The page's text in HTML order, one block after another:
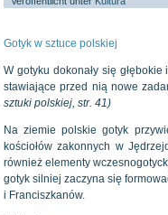
Gotyk w sztuce polskiej
W gotyku dokonały się
stawiające przed nią nowe
sztuki polskiej, str. 41)
Na ziemie polskie gotyk
kościołów zakonnych w
również elementy
gotyk silniej zaczyna się
i Franciszkanów.